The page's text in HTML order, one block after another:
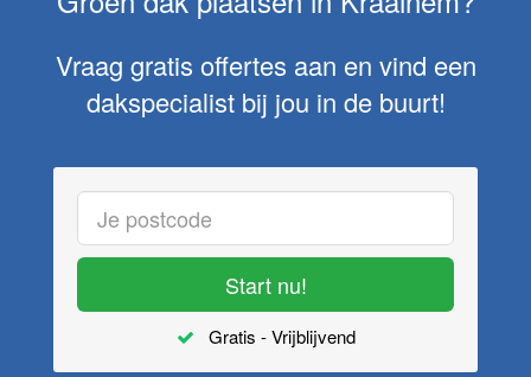
Vraag gratis offertes aan en vind een
dakspecialist bij jou in de buurt!
Start nu!
Gratis - Vrijblijvend